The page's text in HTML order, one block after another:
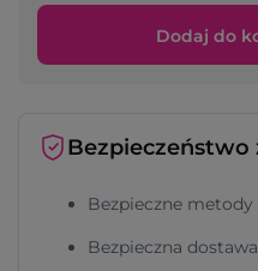
Dodaj do
Bezpieczeństwo
Bezpieczne metody
Bezpieczna dostawa